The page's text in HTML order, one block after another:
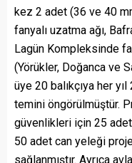
kez 2 adet (36 ve 40
fanyalı uzatma ağı,
Lagün Kompleksinde
(Yörükler, Doğanca ve
üye 20 balıkçıya her
temini öngörülmüştür.
güvenlikleri için 25
50 adet can yeleği
sağlanmıştır. Ayrıca